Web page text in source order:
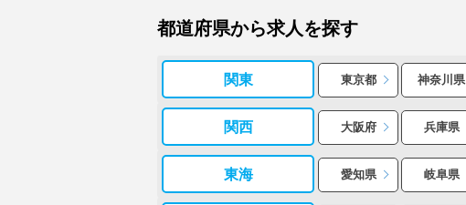
都道府県から求人を探す
関東 東京都 神奈川県
関西 大阪府 兵庫県
東海 愛知県 岐阜県